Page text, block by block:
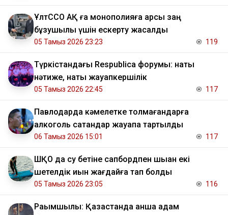
ҰлтССО АҚ ға монополияға қарсы заң
бұзушылық үшін ескерту жасалды
05 Тамыз 2026 23:23 119
Түркістандағы Respublica форумы: нақты
нәтиже, нақты жауапкершілік
05 Тамыз 2026 22:45 117
Павлодарда кәмелетке толмағандарға
алкоголь сатқандар жауапқа тартылды
06 Тамыз 2026 15:01 117
ШҚО да су бетіне сапбордпен шыққан екі
шетелдік қиын жағдайға тап болды
05 Тамыз 2026 23:05 116
Рақымшылық: Қазақстанда қанша адам